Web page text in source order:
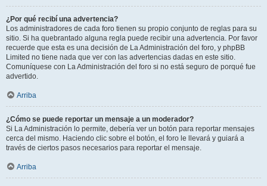
¿Por qué recibí una advertencia?
Los administradores de cada foro tienen su propio conjunto de reglas para su
sitio. Si ha quebrantado alguna regla puede recibir una advertencia. Por favor
recuerde que esta es una decisión de La Administración del foro, y phpBB
Limited no tiene nada que ver con las advertencias dadas en este sitio.
Comuníquese con La Administración del foro si no está seguro de porqué fue
advertido.
Arriba
¿Cómo se puede reportar un mensaje a un moderador?
Si La Administración lo permite, debería ver un botón para reportar mensajes
cerca del mismo. Haciendo clic sobre el botón, el foro le llevará y guiará a
través de ciertos pasos necesarios para reportar el mensaje.
Arriba